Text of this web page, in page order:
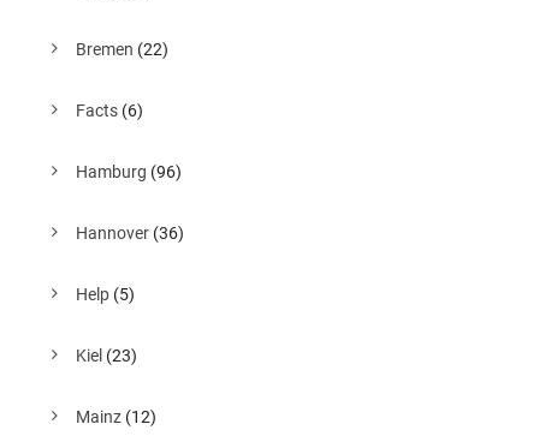
Bremen (22)
Facts (6)
Hamburg (96)
Hannover (36)
Help (5)
Kiel (23)
Mainz (12)